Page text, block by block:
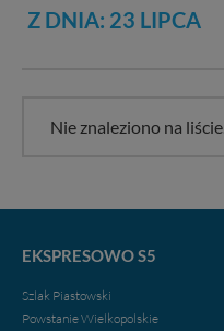
Z DNIA: 23 LIPCA
Nie znaleziono na liście...
EKSPRESOWO S5
Szlak Piastowski
Powstanie Wielkopolskie